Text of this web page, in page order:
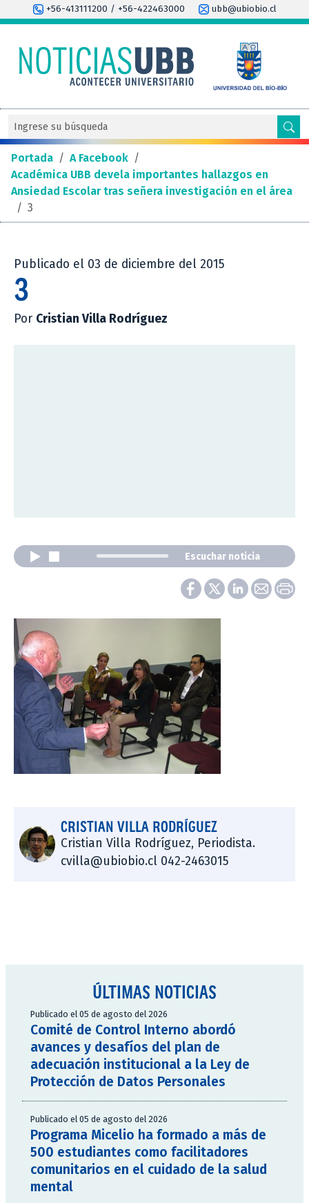
+56-413111200 / +56-422463000 ubb@ubiobio.cl
Portada / A Facebook /
Académica UBB devela importantes hallazgos en
Ansiedad Escolar tras señera investigación en el área
/ 3
Publicado el 03 de diciembre del 2015
3
Por Cristian Villa Rodríguez
Escuchar noticia
CRISTIAN VILLA RODRÍGUEZ
Cristian Villa Rodríguez, Periodista.
cvilla@ubiobio.cl 042-2463015
ÚLTIMAS NOTICIAS
Publicado el 05 de agosto del 2026
Comité de Control Interno abordó
avances y desafíos del plan de
adecuación institucional a la Ley de
Protección de Datos Personales
Publicado el 05 de agosto del 2026
Programa Micelio ha formado a más de
500 estudiantes como facilitadores
comunitarios en el cuidado de la salud
mental